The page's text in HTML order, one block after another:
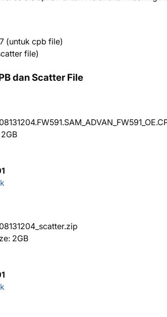
(untuk cpb file)
file)
dan Scatter File
2GB